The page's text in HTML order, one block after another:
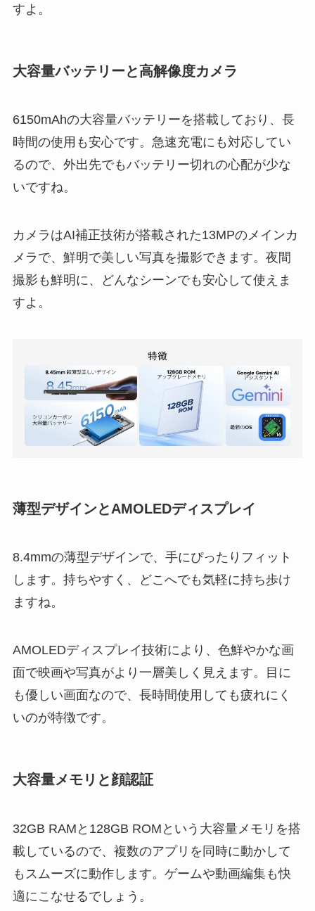
すよ。
大容量バッテリーと高解像度カメラ
6150mAhの大容量バッテリーを搭載しており、長
時間の使用も安心です。急速充電にも対応してい
るので、外出先でもバッテリー切れの心配が少な
いですね。
カメラはAI補正技術が搭載された13MPのメインカ
メラで、鮮明で美しい写真を撮影できます。夜間
撮影も鮮明に、どんなシーンでも安心して使えま
すよ。
薄型デザインとAMOLEDディスプレイ
8.4mmの薄型デザインで、手にぴったりフィット
します。持ちやすく、どこへでも気軽に持ち歩け
ますね。
AMOLEDディスプレイ技術により、色鮮やかな画
面で映画や写真がより一層美しく見えます。目に
も優しい画面なので、長時間使用しても疲れにく
いのが特徴です。
大容量メモリと顔認証
32GB RAMと128GB ROMという大容量メモリを搭
載しているので、複数のアプリを同時に動かして
もスムーズに動作します。ゲームや動画編集も快
適にこなせるでしょう。